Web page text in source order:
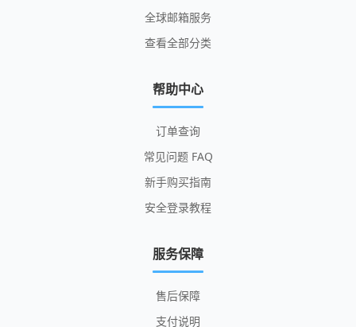
全球邮箱服务
查看全部分类
帮助中心
订单查询
常见问题 FAQ
新手购买指南
安全登录教程
服务保障
售后保障
支付说明